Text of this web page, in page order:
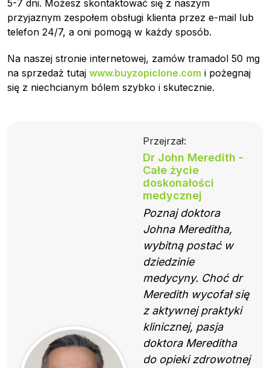
5-7 dni. Możesz skontaktować się z naszym
przyjaznym zespołem obsługi klienta przez e-mail lub
telefon 24/7, a oni pomogą w każdy sposób.
Na naszej stronie internetowej, zamów tramadol 50 mg
na sprzedaż tutaj www.buyzopiclone.com i pożegnaj
się z niechcianym bólem szybko i skutecznie.
Przejrzał:
Dr John Meredith -
Całe życie
doskonałości
medycznej
Poznaj doktora
Johna Mereditha,
wybitną postać w
dziedzinie
medycyny. Choć dr
Meredith wycofał się
z aktywnej praktyki
klinicznej, pasja
doktora Mereditha
do opieki zdrowotnej